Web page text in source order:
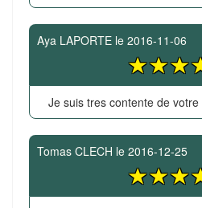
Aya LAPORTE le 2016-11-06
Je suis tres contente de
Tomas CLECH le 2016-12-25